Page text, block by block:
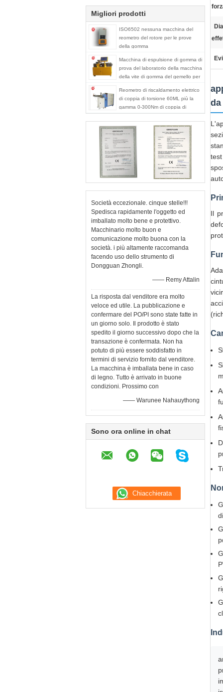
Migliori prodotti
ISO6502 nessuna macchina del
reometro del rotore per le prove
della gomma
Macchina di espulsione di gomma di
prova del laboratorio della macchina
della vite di gomma del gemello per
Reometro di riscaldamento elettrico
di coppia di torsione 60ML più la
gamma 0-300Nm di coppia di
torsione del miscelatore
Società eccezionale. cinque stelle!!!
Spedisca rapidamente l'oggetto ed
imballato molto bene e protettivo.
Macchinario molto buon e
comunicazione molto buona con la
società. i più altamente raccomanda
facendo uso dello strumento di
Dongguan Zhongli.
—— Remy Attalin
La risposta dal venditore era molto
veloce ed utile. La pubblicazione e
confermare del PO/PI sono state fatte in
un giorno solo. Il prodotto è stato
spedito il giorno successivo dopo che la
transazione è confermata. Non ha
potuto di più essere soddisfatto in
termini di servizio fornito dal venditore.
La macchina è imballata bene in caso
di legno. Tutto è arrivato in buone
condizioni. Prossimo con
—— Warunee Nahauythong
Sono ora online in chat
da
Il